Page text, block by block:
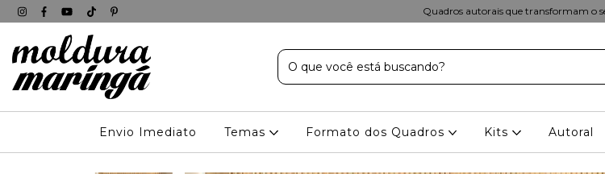
Quadros autorais que transformam o
Envio Imediato Temas Formato dos Quadros Kits Autoral